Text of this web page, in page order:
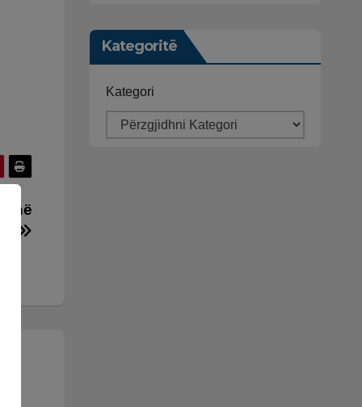
në
Kategoritë
Kategori